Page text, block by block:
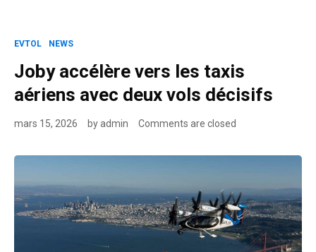
EVTOL NEWS
Joby accélère vers les taxis
aériens avec deux vols décisifs
mars 15, 2026 byadmin Comments are closed